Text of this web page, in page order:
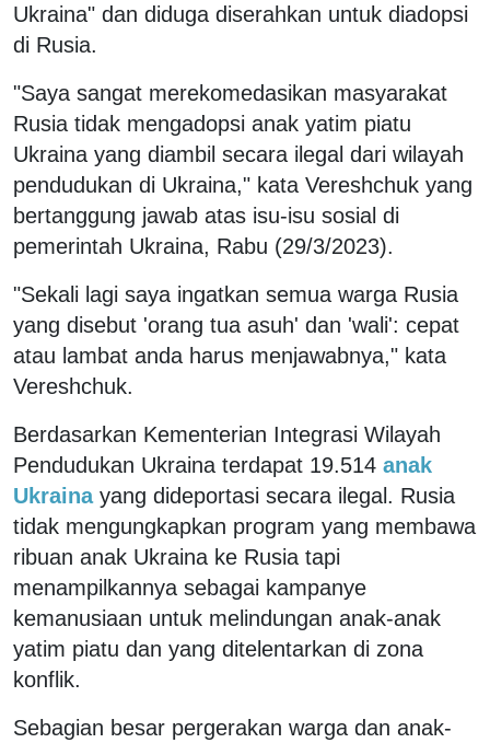
Ukraina" dan diduga diserahkan untuk diadopsi
di Rusia.
"Saya sangat merekomedasikan masyarakat
Rusia tidak mengadopsi anak yatim piatu
Ukraina yang diambil secara ilegal dari wilayah
pendudukan di Ukraina," kata Vereshchuk yang
bertanggung jawab atas isu-isu sosial di
pemerintah Ukraina, Rabu (29/3/2023).
"Sekali lagi saya ingatkan semua warga Rusia
yang disebut 'orang tua asuh' dan 'wali': cepat
atau lambat anda harus menjawabnya," kata
Vereshchuk.
Berdasarkan Kementerian Integrasi Wilayah
Pendudukan Ukraina terdapat 19.514 anak
Ukraina yang dideportasi secara ilegal. Rusia
tidak mengungkapkan program yang membawa
ribuan anak Ukraina ke Rusia tapi
menampilkannya sebagai kampanye
kemanusiaan untuk melindungan anak-anak
yatim piatu dan yang ditelentarkan di zona
konflik.
Sebagian besar pergerakan warga dan anak-